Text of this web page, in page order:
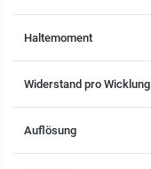
Haltemoment
Widerstand pro Wicklung
Auflösung